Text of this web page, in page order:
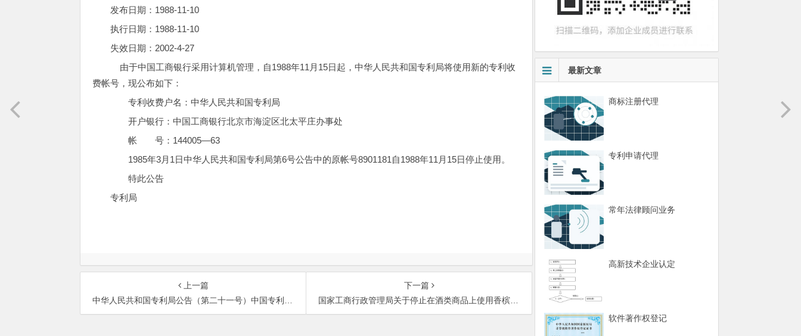
发布日期：1988-11-10
执行日期：1988-11-10
失效日期：2002-4-27
由于中国工商银行采用计算机管理，自1988年11月15日起，中华人民共和国专利局将使用新的专利收
费帐号，现公布如下：
专利收费户名：中华人民共和国专利局
开户银行：中国工商银行北京市海淀区北太平庄办事处
帐 号：144005—63
1985年3月1日中华人民共和国专利局第6号公告中的原帐号8901181自1988年11月15日停止使用。
特此公告
专利局
上一篇
中华人民共和国专利局公告（第二十一号）中国专利文献编号系统方案
下一篇
国家工商行政管理局关于停止在酒类商品上使用香槟或Champaghe字样的通知
最新文章
商标注册代理
专利申请代理
常年法律顾问业务
高新技术企业认定
软件著作权登记